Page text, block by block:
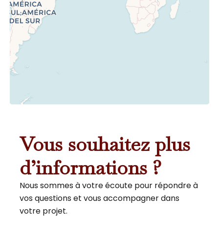
Vous souhaitez plus
d’informations ?
Nous sommes à votre écoute pour répondre à
vos questions et vous accompagner dans
votre projet.